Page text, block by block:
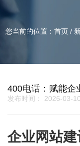
您当前的位置：首页 /
400电话：赋能企
发布时间： 2026-03-10
企业网站